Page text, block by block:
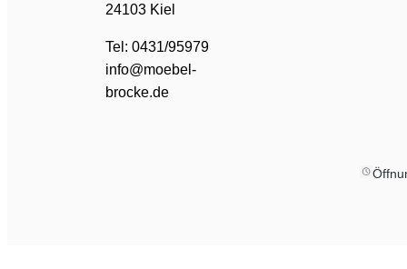
24103 Kiel
Tel: 0431/95979
info@moebel-
brocke.de